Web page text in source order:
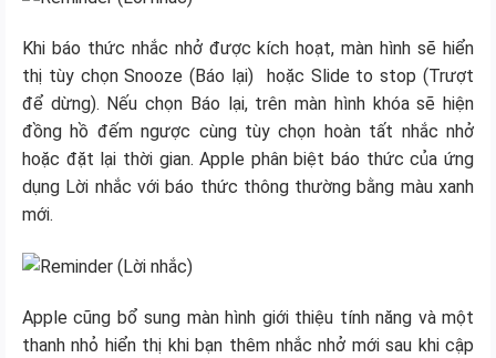
Khi báo thức nhắc nhở được kích hoạt, màn hình sẽ hiển
thị tùy chọn Snooze (Báo lại) hoặc Slide to stop (Trượt
để dừng). Nếu chọn Báo lại, trên màn hình khóa sẽ hiện
đồng hồ đếm ngược cùng tùy chọn hoàn tất nhắc nhở
hoặc đặt lại thời gian. Apple phân biệt báo thức của ứng
dụng Lời nhắc với báo thức thông thường bằng màu xanh
mới.
Apple cũng bổ sung màn hình giới thiệu tính năng và một
thanh nhỏ hiển thị khi bạn thêm nhắc nhở mới sau khi cập